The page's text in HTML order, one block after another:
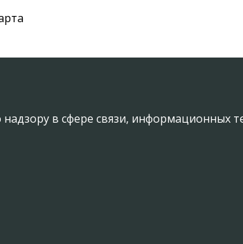
в сфере связи, информационных